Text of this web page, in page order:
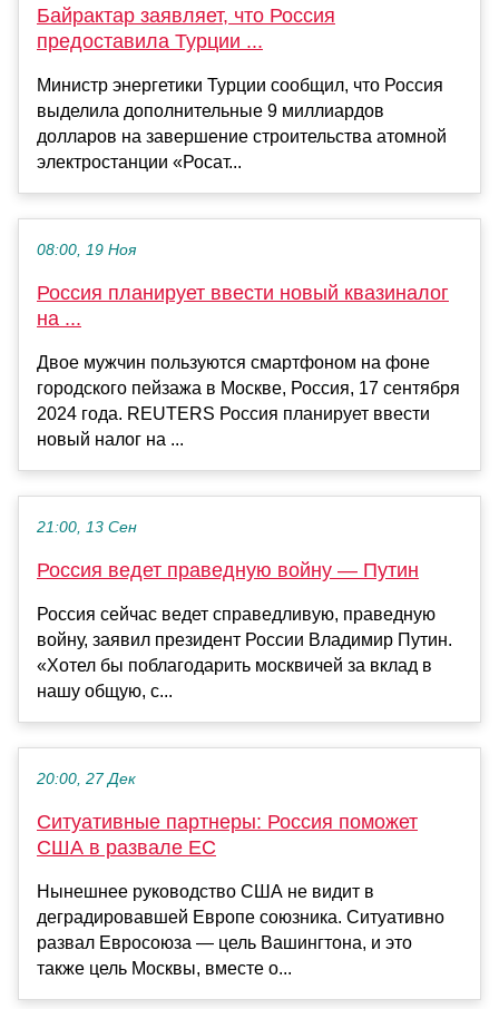
Байрактар заявляет, что Россия
предоставила Турции ...
Министр энергетики Турции сообщил, что Россия
выделила дополнительные 9 миллиардов
долларов на завершение строительства атомной
электростанции «Росат...
08:00, 19 Ноя
Россия планирует ввести новый квазиналог
на ...
Двое мужчин пользуются смартфоном на фоне
городского пейзажа в Москве, Россия, 17 сентября
2024 года. REUTERS Россия планирует ввести
новый налог на ...
21:00, 13 Сен
Россия ведет праведную войну — Путин
Россия сейчас ведет справедливую, праведную
войну, заявил президент России Владимир Путин.
«Хотел бы поблагодарить москвичей за вклад в
нашу общую, с...
20:00, 27 Дек
Ситуативные партнеры: Россия поможет
США в развале ЕС
Нынешнее руководство США не видит в
деградировавшей Европе союзника. Ситуативно
развал Евросоюза — цель Вашингтона, и это
также цель Москвы, вместе о...